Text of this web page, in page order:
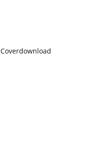
Coverdownload